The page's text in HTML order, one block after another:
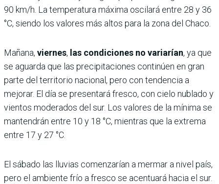
90 km/h. La temperatura máxima oscilará entre 28 y 36
°C, siendo los valores más altos para la zona del Chaco.
Mañana, viernes, las condiciones no variarían, ya que
se aguarda que las precipitaciones continúen en gran
parte del territorio nacional, pero con tendencia a
mejorar. El día se presentará fresco, con cielo nublado y
vientos moderados del sur. Los valores de la mínima se
mantendrán entre 10 y 18 °C, mientras que la extrema
entre 17 y 27 °C.
El sábado las lluvias comenzarían a mermar a nivel país,
pero el ambiente frío a fresco se acentuará hacia el sur.